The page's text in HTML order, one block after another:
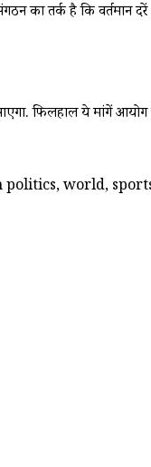
तर्क है कि वर्तमान दरें
फिलहाल ये मांगें
politics, world,